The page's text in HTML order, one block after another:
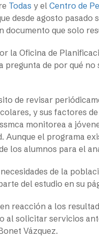
Todas y el Centro de
desde agosto pasado
documento que solo
la Oficina de
pregunta de por qué
de revisar
y sus factores
monitorea a
el programa
los alumnos para el
de la
del estudio en su
reacción a los
al solicitar servicios
Vázquez.